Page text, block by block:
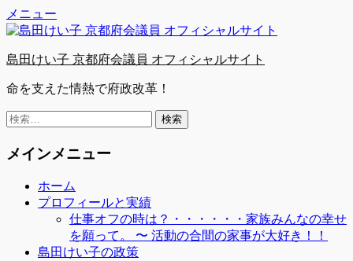
コ
ン
ン
へ
ス
キ
ッ
プ
Facebook
Twitter
YouTube
メニュー
島田けい子 京都府会議員 オフィシャルサイト
命を支えた情熱で府政改革！
検
メインメニュー
ホーム
プロフィールと実績
仕事オフの時は？・・・・・・家族みんなの幸せ
を願って。 〜 活動の合間の家事が大好き！！
島田けい子の政策